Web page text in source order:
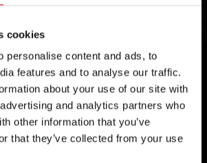
cookies
personalise content and ads, to
features and to analyse our traffic.
about your use of our site with
and analytics partners who
other information that you’ve
that they’ve collected from your use
En savoir plus